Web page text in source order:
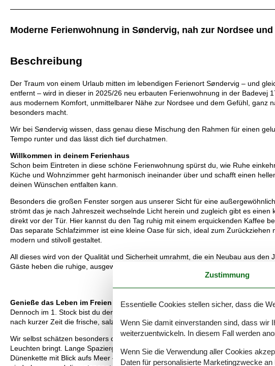
Moderne Ferienwohnung in Søndervig, nah zur Nordsee
Beschreibung
Der Traum von einem Urlaub mitten im lebendigen Ferienort Søndervig – und
entfernt – wird in dieser in 2025/26 neu erbauten Ferienwohnung in der Badevej
aus modernem Komfort, unmittelbarer Nähe zur Nordsee und dem Gefühl, ganz
besonders macht.
Wir bei Søndervig wissen, dass genau diese Mischung den Rahmen für einen
Tempo runter und das lässt dich tief durchatmen.
Willkommen in deinem Ferienhaus
Schon beim Eintreten in diese schöne Ferienwohnung spürst du, wie Ruhe
Küche und Wohnzimmer geht harmonisch ineinander über und schafft einen
deinen Wünschen entfalten kann.
Besonders die großen Fenster sorgen aus unserer Sicht für eine
strömt das je nach Jahreszeit wechselnde Licht herein und zugleich gibt es
direkt vor der Tür. Hier kannst du den Tag ruhig mit einem erquickenden Kaffee
Das separate Schlafzimmer ist eine kleine Oase für sich, ideal zum
modern und stilvoll gestaltet.
All dieses wird von der Qualität und Sicherheit umrahmt, die ein Neubau aus
Gäste heben die ruhige, ausgewogene Stimmung dieser Art von
Genieße das Leben im Freien
Dennoch im 1. Stock bist du der Natur ganz nahe. Ein direkter, befestigter
nach kurzer Zeit die frische, salzige Brise der Nordsee auf der Haut spürst.
Wir selbst schätzen besonders die stille Morgenatmosphäre auf diesem
Leuchten bringt. Lange Spaziergänge am Strand, Bernsteinsuche, Wassertreten
Dünenkette mit Blick aufs Meer – all das liegt hier direkt vor der Haustür. Zurück
Zustimmung
Essentielle Cookies stellen sicher, dass die
Wenn Sie damit einverstanden sind, dass wir
weiterzuentwickeln. In diesem Fall werden
Wenn Sie die Verwendung aller Cookies
Daten für personalisierte Marketingzwecke an